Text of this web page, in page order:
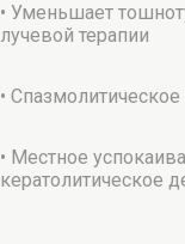
• Уменьшает
лучевой терапии
•
• Местное
кератолитическое